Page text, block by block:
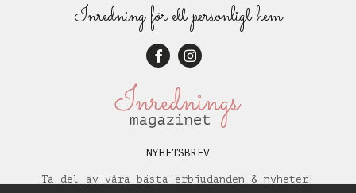
Inredning för ett personligt hem
NYHETSBREV
Ta del av våra bästa erbjudanden & nyheter!